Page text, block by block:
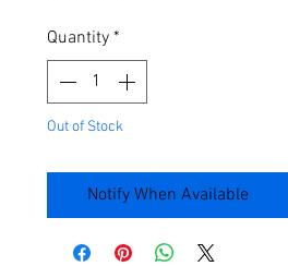
Quantity *
Out of Stock
Notify When Available